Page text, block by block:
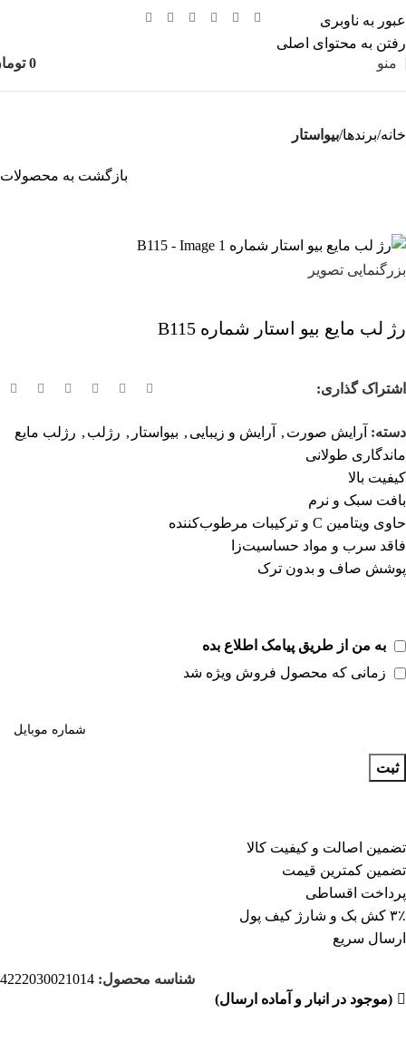
عبور به ناوبری
رفتن به محتوای اصلی
منو
0
خانه برندها بیواستار
بازگشت به محصولات
بزرگنمایی تصویر
رژ لب مایع بیو استار شماره B115
اشتراک گذاری:
دسته: آرایش صورت , آرایش و زیبایی , بیواستار , رژلب , رژلب مایع
ماندگاری طولانی
کیفیت بالا
بافت سبک و نرم
حاوی ویتامین C و ترکیبات مرطوب‌کننده
فاقد سرب و مواد حساسیت‌زا
پوشش صاف و بدون ترک
به من از طریق پیامک اطلاع بده
زمانی که محصول فروش ویژه شد
ثبت
تضمین اصالت و کیفیت کالا
تضمین کمترین قیمت
پرداخت اقساطی
۳٪ کش بک و شارژ کیف پول
ارسال سریع
شناسه محصول: 4222030021014
(موجود در انبار و آماده ارسال)